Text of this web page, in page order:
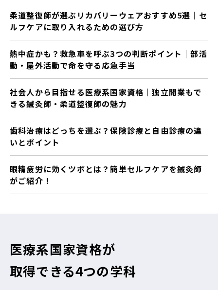
柔道整復師が選ぶリカバリーウェアおすすめ5選｜セ
ルフケアに取り入れるための選び方
熱中症かも？救急車を呼ぶ3つの判断ポイント｜部活
動・屋外活動で命を守る応急手当
社会人から目指せる医療系国家資格｜独立開業もで
きる鍼灸師・柔道整復師の魅力
歯科治療はどっちを選ぶ？保険診療と自由診療の違
いとポイント
眼精疲労に効くツボとは？簡単セルフケアを鍼灸師
がご紹介！
医療系国家資格が
取得できる4つの学科